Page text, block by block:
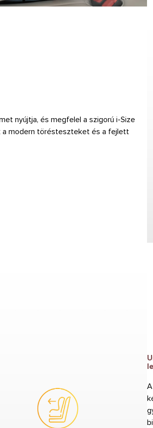
nyújtja, és megfelel a szigorú i-Size
a modern törésteszteket és a fejlett